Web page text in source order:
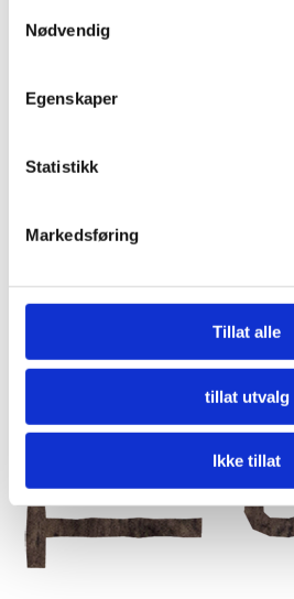
Nødvendig
Egenskaper
Statistikk
Markedsføring
Tillat alle
tillat utvalg
Ikke tillat